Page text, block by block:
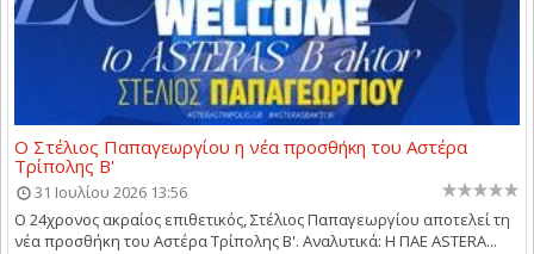
Ο Στέλιος Παπαγεωργίου η νέα προσθήκη του Αστέρα
Τρίπολης Β'
31 Ιουλίου 2026 13:56
Ο 24χρονος ακραίος επιθετικός, Στέλιος Παπαγεωργίου αποτελεί τη
νέα προσθήκη του Αστέρα Τρίπολης Β'. Αναλυτικά: Η ΠΑΕ ASTERA...